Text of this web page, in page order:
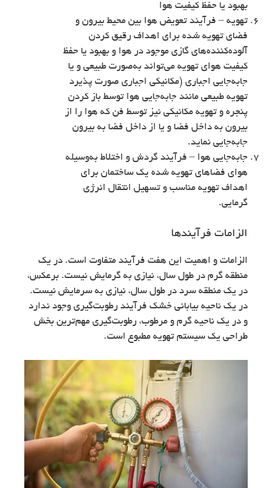
بهبود یا حفظ کیفیت هوا
تهویه – فرآیند تعویض هوا بین محیط بیرون و
فضای تهویه شده برای اهداف رقيق کردن
آلوده‌کننده‌های گازی موجود در هوا و بهبود یا حفظ
کیفیت هوای تهویه می‌تواند به‌صورت طبیعی و یا
جابه‌جایی اجباری (مکانیکی اجباری صورت پذیرد
تهویه طبیعی مانند جابه‌جایی هوا توسط باز کردن
پنجره و تهویه مکانیکی نیز توسط فن که هوا را از
بیرون به داخل فضا و یا از داخل فضا به بیرون
جابه‌جایی نماید.
جابه‌جایی هوا – فرآیند گردش و اختلاط به‌وسیله
هوای فضاهای تهویه شده یک ساختمان برای
اهداف تهویه مناسب و تسهیل انتقال انرژی
گرمایی.
الزامات فرآیندها
الزامات و اهمیت این هفت فرآیند متفاوت است. در یک
منطقه گرم در طول سال، نیازی به گرمایش نیست. برعکس،
در یک منطقه سرد در طول سال، نیازی به سرمایش نیست.
در یک ناحیه بیابانی خشک فرآیند رطوبت‌گیری وجود ندارد
و در یک ناحیه گرم و مرطوب، رطوبت‌گیری مهم‌ترین بخش
طراحی یک سیستم تهویه مطبوع است.